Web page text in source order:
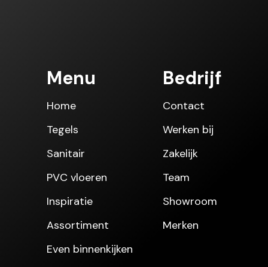
Menu
Home
Tegels
Sanitair
PVC vloeren
Inspiratie
Assortiment
Even binnenkijken
Bedrijf
Contact
Werken bij
Zakelijk
Team
Showroom
Merken